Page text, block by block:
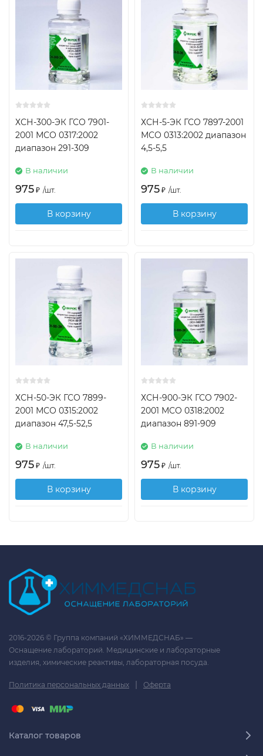
ХСН-300-ЭК ГСО 7901-
2001 МСО 0317:2002
диапазон 291-309
В наличии
975 ₽ /шт.
В корзину
ХСН-5-ЭК ГСО 7897-2001
МСО 0313:2002 диапазон
4,5-5,5
В наличии
975 ₽ /шт.
В корзину
ХСН-50-ЭК ГСО 7899-
2001 МСО 0315:2002
диапазон 47,5-52,5
В наличии
975 ₽ /шт.
В корзину
ХСН-900-ЭК ГСО 7902-
2001 МСО 0318:2002
диапазон 891-909
В наличии
975 ₽ /шт.
В корзину
2016-2026 © Группа компаний «ХИММЕДСНАБ» —
Оснащение лабораторий. Медицинские и лабораторные
изделия, химические реактивы, лабораторная посуда.
Политика персональных данных | Оферта
Каталог товаров